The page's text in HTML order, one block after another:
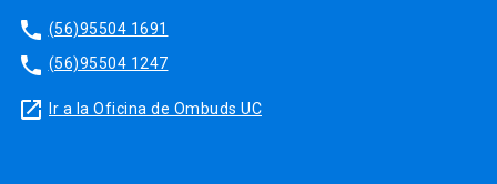
phone (56)95504 1691
phone (56)95504 1247
launch Ir a la Oficina de Ombuds UC